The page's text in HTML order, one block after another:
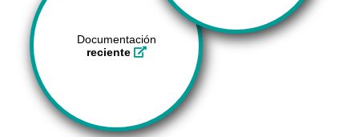
Documentación
reciente